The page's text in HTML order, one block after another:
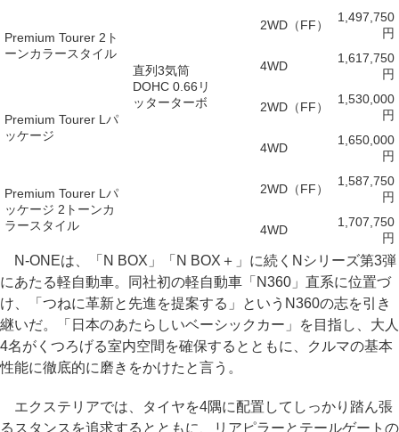
直列3気筒
DOHC 0.66リ
ッターターボ
Premium Tourer 2ト
ーンカラースタイル
2WD（FF）
1,497,750
円
4WD
1,617,750
円
Premium Tourer Lパ
ッケージ
2WD（FF）
1,530,000
円
4WD
1,650,000
円
Premium Tourer Lパ
ッケージ 2トーンカ
ラースタイル
2WD（FF）
1,587,750
円
4WD
1,707,750
円
N-ONEは、「N BOX」「N BOX＋」に続くNシリーズ第3弾
にあたる軽自動車。同社初の軽自動車「N360」直系に位置づ
け、「つねに革新と先進を提案する」というN360の志を引き
継いだ。「日本のあたらしいベーシックカー」を目指し、大人
4名がくつろげる室内空間を確保するとともに、クルマの基本
性能に徹底的に磨きをかけたと言う。
エクステリアでは、タイヤを4隅に配置してしっかり踏ん張
るスタンスを追求するとともに、リアピラーとテールゲートの